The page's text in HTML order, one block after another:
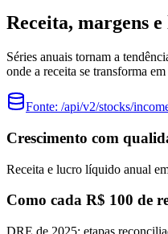
Receita, margens
Séries anuais tornam a
onde a receita se transforma
Fonte: /api/v2/stocks/
Crescimento com
Receita e lucro líquido anual
Como cada R$ 100 de
DRE de 2025: etapas